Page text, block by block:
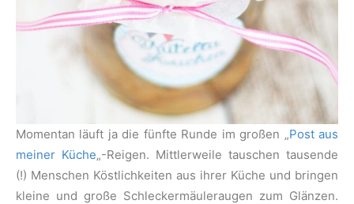
Momentan läuft ja die fünfte Runde im großen „Post aus
meiner Küche„-Reigen. Mittlerweile tauschen tausende
(!) Menschen Köstlichkeiten aus ihrer Küche und bringen
kleine und große Schleckermäuleraugen zum Glänzen.